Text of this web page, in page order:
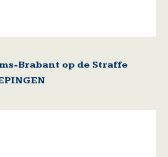
Brabant op de Straffe